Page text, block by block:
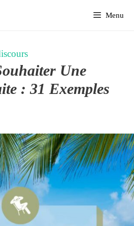
Menu
Une
: 31 Exemples